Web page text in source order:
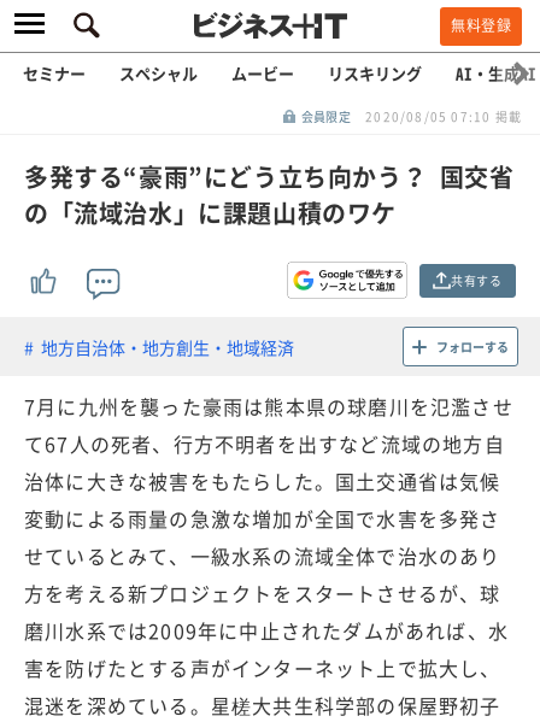
無料登録
セミナー スペシャル ムービー リスキリング AI・生成AI
会員限定 2020/08/05 07:10 掲載
多発する“豪雨”にどう立ち向かう？ 国交省
の「流域治水」に課題山積のワケ
共有する
地方自治体・地方創生・地域経済 フォローする
7月に九州を襲った豪雨は熊本県の球磨川を氾濫させ
て67人の死者、行方不明者を出すなど流域の地方自
治体に大きな被害をもたらした。国土交通省は気候
変動による雨量の急激な増加が全国で水害を多発さ
せているとみて、一級水系の流域全体で治水のあり
方を考える新プロジェクトをスタートさせるが、球
磨川水系では2009年に中止されたダムがあれば、水
害を防げたとする声がインターネット上で拡大し、
混迷を深めている。星槎大共生科学部の保屋野初子